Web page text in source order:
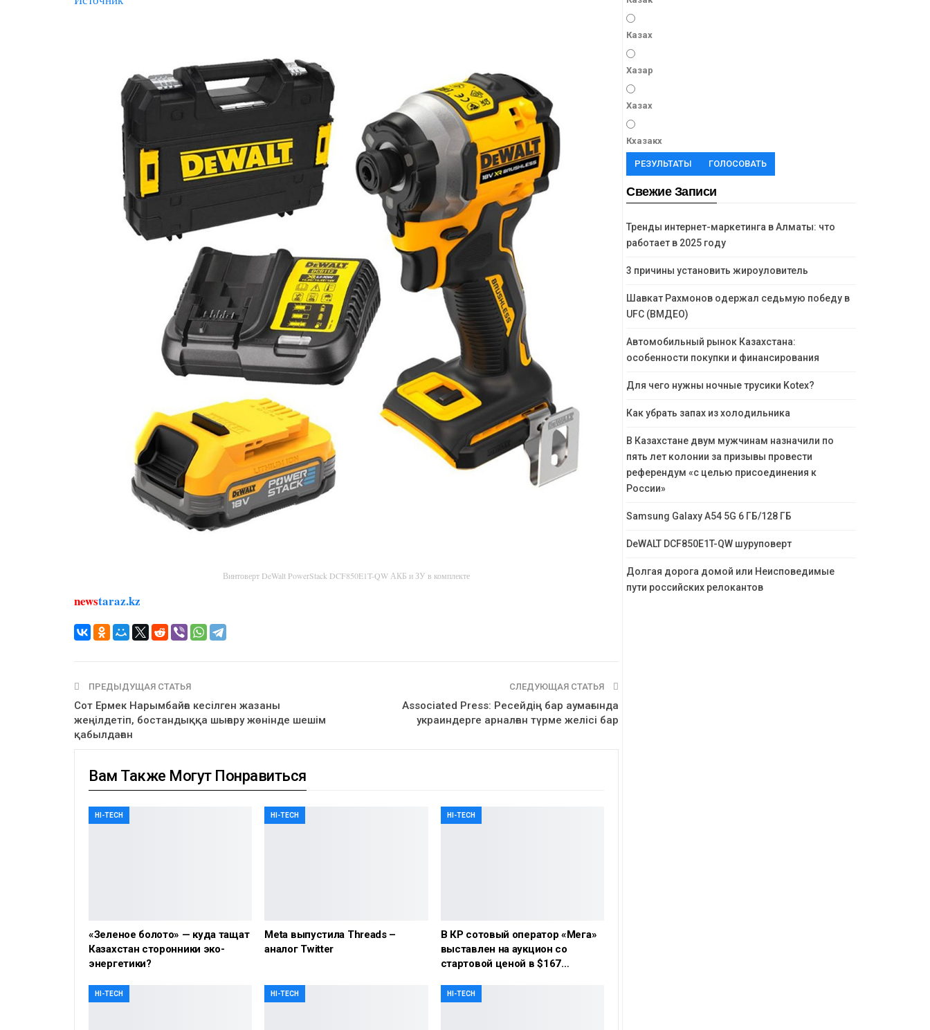
Винтоверт DeWalt PowerStack DCF850E1T-QW АКБ и ЗУ в комплекте
newstaraz.kz
ПРЕДЫДУЩАЯ СТАТЬЯ
Сот Ермек Нарымбайға кесілген жазаны
жеңілдетіп, бостандыққа шығару жөнінде шешім
қабылдаған
СЛЕДУЮЩАЯ СТАТЬЯ
Associated Press: Ресейдің бар аумағында
украиндерге арналған түрме желісі бар
Вам Также Могут Понравиться
HI-TECH
«Зеленое болото» — куда тащат
Казахстан сторонники эко-
энергетики?
HI-TECH
Meta выпустила Threads –
аналог Twitter
HI-TECH
В КР сотовый оператор «Мега»
выставлен на аукцион со
стартовой ценой в $167…
HI-TECH HI-TECH HI-TECH
Казах
Хазар
Хазах
Кхазакх
РЕЗУЛЬТАТЫ ГОЛОСОВАТЬ
Свежие Записи
Тренды интернет-маркетинга в Алматы: что
работает в 2025 году
3 причины установить жироуловитель
Шавкат Рахмонов одержал седьмую победу в
UFC (ВМДЕО)
Автомобильный рынок Казахстана:
особенности покупки и финансирования
Для чего нужны ночные трусики Kotex?
Как убрать запах из холодильника
В Казахстане двум мужчинам назначили по
пять лет колонии за призывы провести
референдум «с целью присоединения к
России»
Samsung Galaxy A54 5G 6 ГБ/128 ГБ
DeWALT DCF850E1T-QW шуруповерт
Долгая дорога домой или Неисповедимые
пути российских релокантов